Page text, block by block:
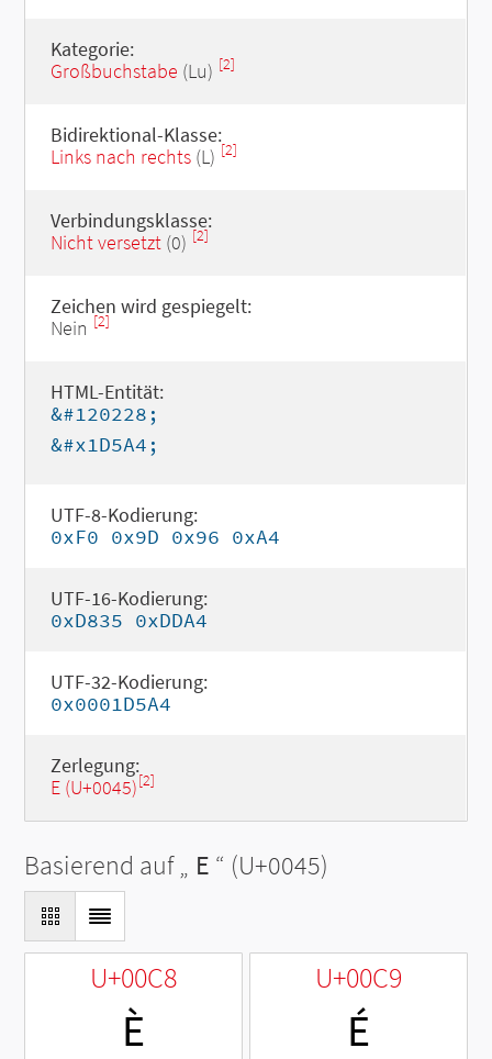
Kategorie:
Großbuchstabe (Lu) [2]
Bidirektional-Klasse:
Links nach rechts(L) [2]
Verbindungsklasse:
Nicht versetzt(0) [2]
Zeichen wird gespiegelt:
Nein [2]
HTML-Entität:
&#120228;
&#x1D5A4;
UTF-8-Kodierung:
0xF0 0x9D 0x96 0xA4
UTF-16-Kodierung:
0xD835 0xDDA4
UTF-32-Kodierung:
0x0001D5A4
Zerlegung:
E (U+0045)[2]
Basierend auf „ E “ (U+0045)
U+00C8
È
U+00C9
É